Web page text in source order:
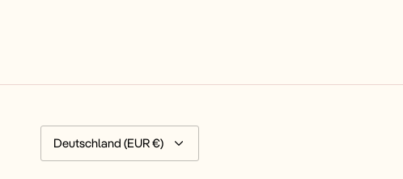
Währung
Deutschland (EUR €)